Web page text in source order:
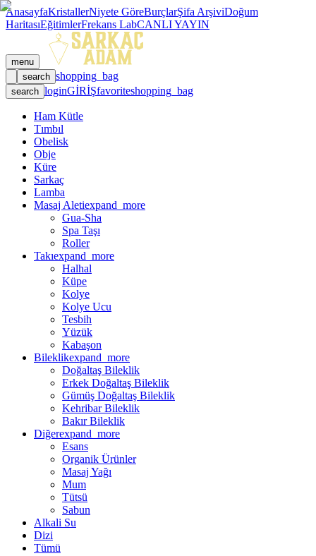
AnasayfaKristallerNiyete GöreBurçlarŞifa ArşiviDoğum
HaritasıEğitimlerFrekans LabCANLI YAYIN
menu
search shopping_bag
search loginGİRİŞfavoriteshopping_bag
Ham Kütle
Tımbıl
Obelisk
Obje
Küre
Sarkaç
Lamba
Masaj Aletiexpand_more
Gua-Sha
Spa Taşı
Roller
Takıexpand_more
Halhal
Küpe
Kolye
Kolye Ucu
Tesbih
Yüzük
Kabaşon
Bileklikexpand_more
Doğaltaş Bileklik
Erkek Doğaltaş Bileklik
Gümüş Doğaltaş Bileklik
Kehribar Bileklik
Bakır Bileklik
Diğerexpand_more
Esans
Organik Ürünler
Masaj Yağı
Mum
Tütsü
Sabun
Alkali Su
Dizi
Tümü